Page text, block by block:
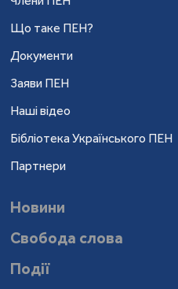
Що таке ПЕН?
Документи
Заяви ПЕН
Наші відео
Бібліотека Українського ПЕН
Партнери
Новини
Свобода слова
Події